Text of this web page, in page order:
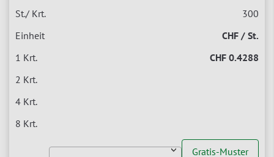
300
CHF / St.
CHF 0.4288
Gratis-Muster